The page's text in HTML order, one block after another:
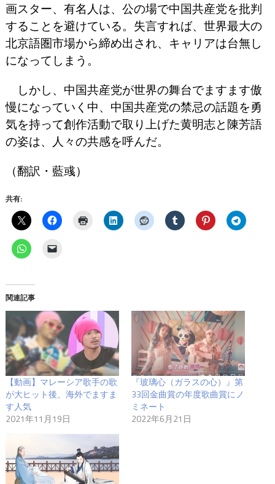
画スター、有名人は、公の場で中国共産党を批判
することを避けている。失言すれば、世界最大の
北京語圏市場から締め出され、キャリアは台無し
になってしまう。
しかし、中国共産党が世界の舞台でますます傲
慢になっていく中、中国共産党の禁忌の話題を勇
気を持って創作活動で取り上げた黄明志と陳芳語
の姿は、人々の共感を呼んだ。
（翻訳・藍彧）
共有:
関連記事
【動画】マレーシア歌手の歌
が大ヒット後、海外でますま
す人気
2021年11月19日
『玻璃心（ガラスの心）』第
33回金曲賞の年度歌曲賞にノ
ミネート
2022年6月21日